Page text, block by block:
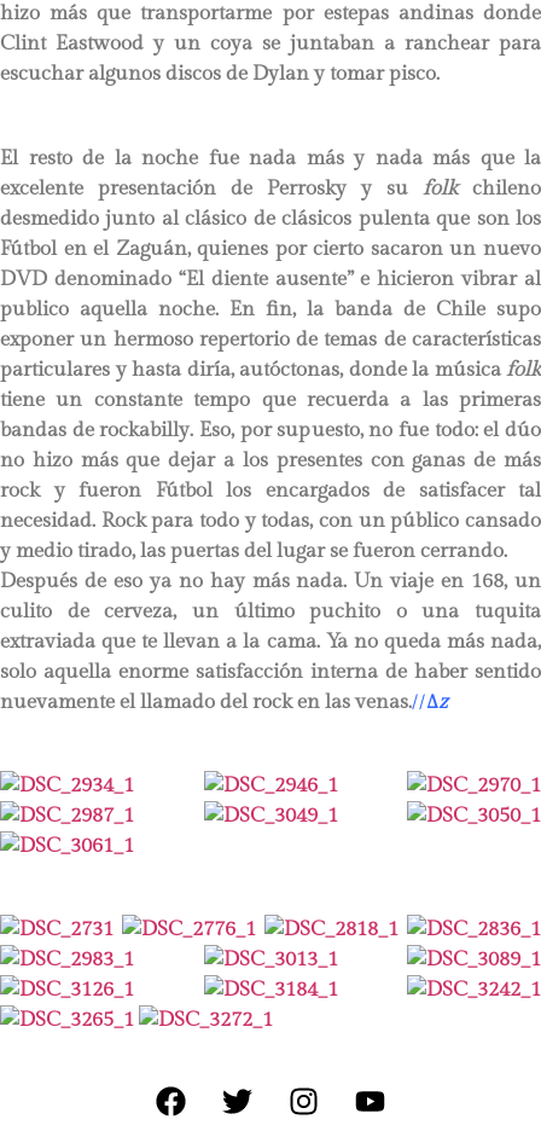
hizo más que transportarme por estepas andinas donde
Clint Eastwood y un coya se juntaban a ranchear para
escuchar algunos discos de Dylan y tomar pisco.
El resto de la noche fue nada más y nada más que la
excelente presentación de Perrosky y su folkchileno
desmedido junto al clásico de clásicos pulenta que son los
Fútbol en el Zaguán, quienes por cierto sacaron un nuevo
DVD denominado “El diente ausente” e hicieron vibrar al
publico aquella noche. En fin, la banda de Chile supo
exponer un hermoso repertorio de temas de características
particulares y hasta diría, autóctonas, donde la música folk
tiene un constante tempo que recuerda a las primeras
bandas de rockabilly. Eso, por supuesto, no fue todo: el dúo
no hizo más que dejar a los presentes con ganas de más
rock y fueron Fútbol los encargados de satisfacer tal
necesidad. Rock para todo y todas, con un público cansado
y medio tirado, las puertas del lugar se fueron cerrando.
Después de eso ya no hay más nada. Un viaje en 168, un
culito de cerveza, un último puchito o una tuquita
extraviada que te llevan a la cama. Ya no queda más nada,
solo aquella enorme satisfacción interna de haber sentido
nuevamente el llamado del rock en las venas.//∆z